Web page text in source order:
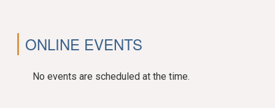
ONLINE EVENTS
No events are scheduled at the time.